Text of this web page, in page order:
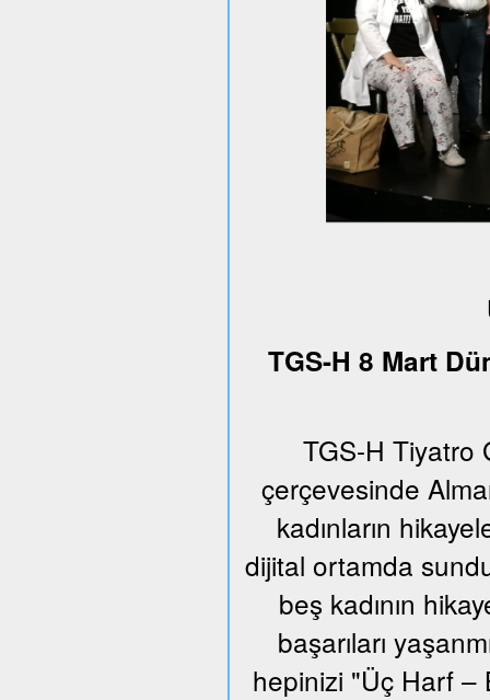
TGS-H 8 Mart
TGS-H Tiyatro
çerçevesinde
kadınların
dijital ortamda
beş kadının
başarıları
hepinizi "Üç Harf –